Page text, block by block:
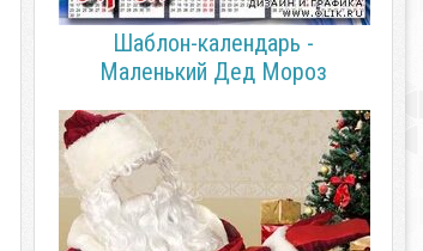
Шаблон-календарь -
Маленький Дед Мороз